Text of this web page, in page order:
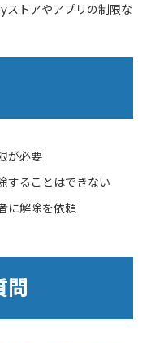
ストアやアプリの制限な
が必要
することはできない
に解除を依頼
問